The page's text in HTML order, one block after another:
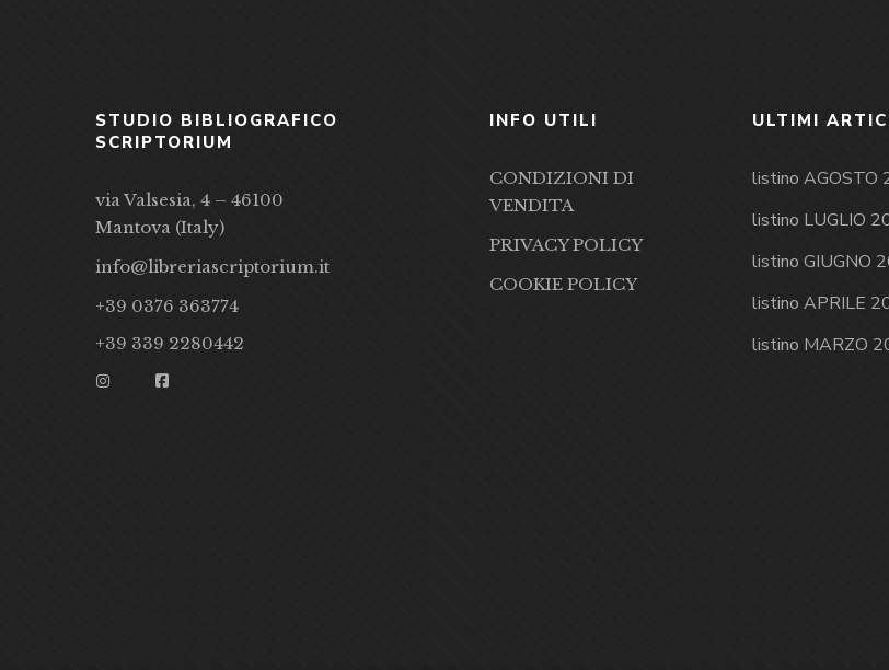
STUDIO BIBLIOGRAFICO
SCRIPTORIUM
via Valsesia, 4 – 46100
Mantova (Italy)
info@libreriascriptorium.it
+39 0376 363774
+39 339 2280442
INFO UTILI
CONDIZIONI DI
VENDITA
PRIVACY POLICY
COOKIE POLICY
ULTIMI
listino AGOSTO
listino LUGLIO
listino GIUGNO
listino APRILE
listino MARZO